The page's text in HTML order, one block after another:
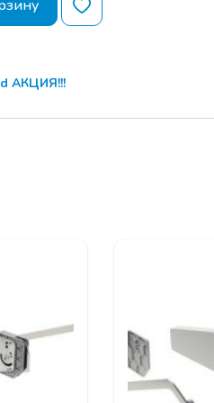
АКЦИЯ!!!